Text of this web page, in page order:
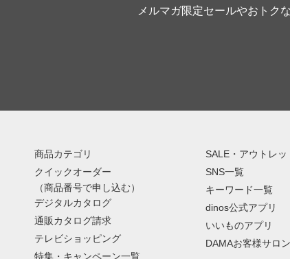
メルマガ限定セールやおトク
商品カテゴリ
クイックオーダー
（商品番号で申し込む）
デジタルカタログ
通販カタログ請求
テレビショッピング
特集・キャンペーン一覧
SALE・アウトレッ
SNS一覧
キーワード一覧
dinos公式アプリ
いいものアプリ
DAMAお客様サロン